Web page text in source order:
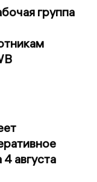
группа
августа